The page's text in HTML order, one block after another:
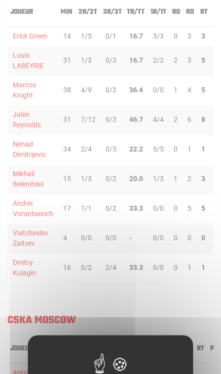
JOUEUR MIN 2R/2T 3R/3T TR/TT 1R/1T RO RD RT
Erick Green 14 1/5 0/1 16.7 3/3 0 3 3
Louis
LABEYRIE
31 1/3 0/3 16.7 2/2 2 3 5
Marcos
Knight
38 4/9 0/2 36.4 0/0 1 4 5
Jalen
Reynolds
31 7/12 0/3 46.7 4/4 2 6 8
Nenad
Dimitrijevic
34 2/4 0/5 22.2 5/5 0 1 1
Mikhail
Belenitskii
15 1/3 0/2 20.0 1/3 1 2 3
Andrei
Vorontsevich
17 1/1 0/2 33.3 0/0 0 5 5
Viatcheslav
Zaitsev
4 0/0 0/0 - 0/0 0 0 0
Dmitry
Kulagin
16 0/2 2/4 33.3 0/0 0 1 1
CSKA MOSCOW
JOUEUR RT PD